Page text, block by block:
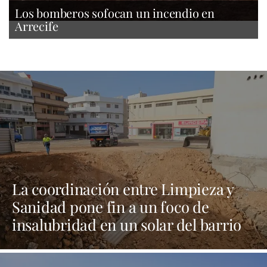
Los bomberos sofocan un incendio en
Arrecife
La coordinación entre Limpieza y
Sanidad pone fin a un foco de
insalubridad en un solar del barrio
de La Vega